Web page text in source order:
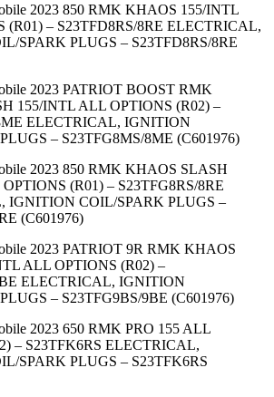
2023 850 RMK KHAOS 155/INTL
(R01) – S23TFD8RS/8RE ELECTRICAL,
SPARK PLUGS – S23TFD8RS/8RE
2023 PATRIOT BOOST RMK
155/INTL ALL OPTIONS (R02) –
ELECTRICAL, IGNITION
– S23TFG8MS/8ME (C601976)
2023 850 RMK KHAOS SLASH
(R01) – S23TFG8RS/8RE
IGNITION COIL/SPARK PLUGS –
(C601976)
2023 PATRIOT 9R RMK KHAOS
ALL OPTIONS (R02) –
ELECTRICAL, IGNITION
– S23TFG9BS/9BE (C601976)
2023 650 RMK PRO 155 ALL
– S23TFK6RS ELECTRICAL,
SPARK PLUGS – S23TFK6RS